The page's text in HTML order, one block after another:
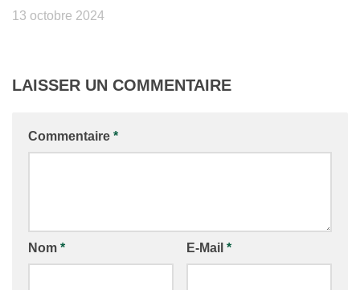
13 octobre 2024
LAISSER UN COMMENTAIRE
Commentaire *
Nom * E-Mail *